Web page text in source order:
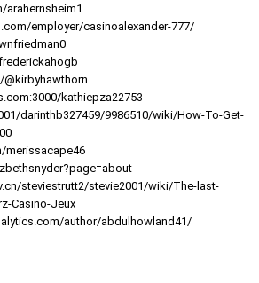
employer/casinoalexander-777/
kathiepza22753
darinthb327459/9986510/wiki/How-To-Get-
steviestrutt2/stevie2001/wiki/The-last-
Casino-Jeux
author/abdulhowland41/